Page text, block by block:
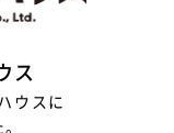
ス
ウスに